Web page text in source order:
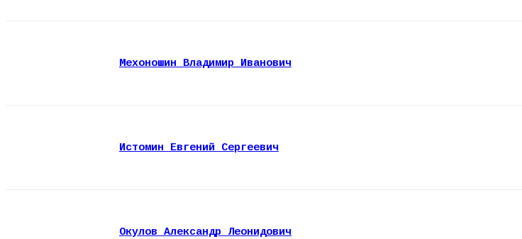
Мехоношин Владимир Иванович
Истомин Евгений Сергеевич
Окулов Александр Леонидович